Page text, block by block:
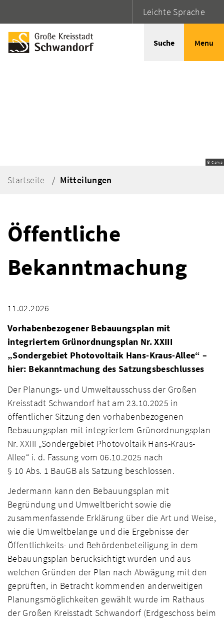
Leichte Sprache
Suche Menu
© Canva
Startseite Mitteilungen
Öffentliche
Bekanntmachung
11.02.2026
Vorhabenbezogener Bebauungsplan mit
integriertem Grünordnungsplan Nr. XXIII
„Sondergebiet Photovoltaik Hans-Kraus-Allee“ –
hier: Bekanntmachung des Satzungsbeschlusses
Der Planungs- und Umweltausschuss der Großen
Kreisstadt Schwandorf hat am 23.10.2025 in
öffentlicher Sitzung den vorhabenbezogenen
Bebauungsplan mit integriertem Grünordnungsplan
Nr. XXIII „Sondergebiet Photovoltaik Hans-Kraus-
Allee“ i. d. Fassung vom 06.10.2025 nach
§ 10 Abs. 1 BauGB als Satzung beschlossen.
Jedermann kann den Bebauungsplan mit
Begründung und Umweltbericht sowie die
zusammenfassende Erklärung über die Art und Weise,
wie die Umweltbelange und die Ergebnisse der
Öffentlichkeits- und Behördenbeteiligung in dem
Bebauungsplan berücksichtigt wurden und aus
welchen Gründen der Plan nach Abwägung mit den
geprüften, in Betracht kommenden anderweitigen
Planungsmöglichkeiten gewählt wurde im Rathaus
der Großen Kreisstadt Schwandorf (Erdgeschoss beim